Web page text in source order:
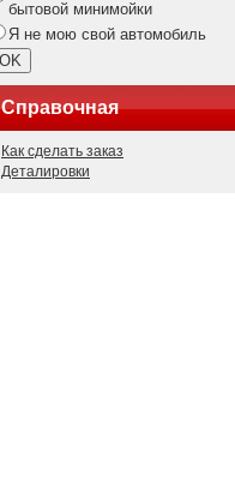
бытовой минимойки
Я не мою свой автомобиль
Справочная
Как сделать заказ
Деталировки